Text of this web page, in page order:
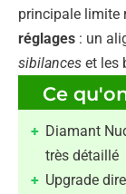
principale limite
réglages : un
sibilances et les
Ce
Diamant
très détaillé
Upgrade